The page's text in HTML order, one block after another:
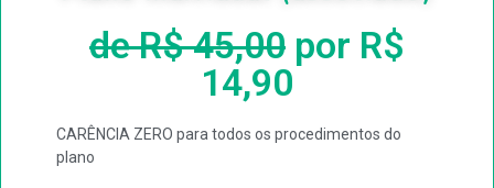
de R$ 45,00 por R$
14,90
CARÊNCIA ZERO para todos os procedimentos do
plano